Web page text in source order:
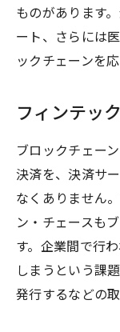
ものがあります
ート、さらには
ックチェーンを
フィンテック
ブロックチェー
決済を、決済サ
なくありません
ン・チェースも
す。企業間で行
しまうという課
発行するなどの